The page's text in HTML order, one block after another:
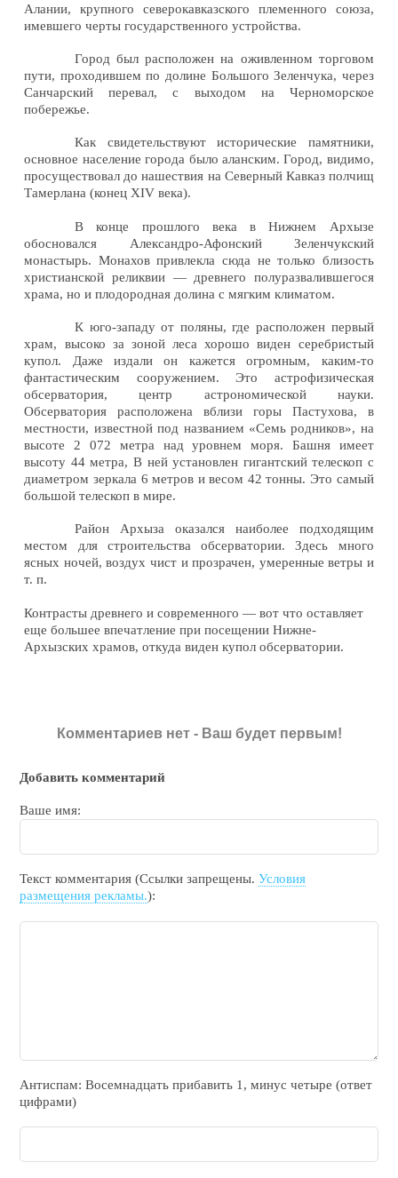
Алании, крупного северокавказского племенного союза,
имевшего черты государственного устройства.
Город был расположен на оживленном торговом
пути, проходившем по долине Большого Зеленчука, через
Санчарский перевал, с выходом на Черноморское
побережье.
Как свидетельствуют исторические памятники,
основное население города было аланским. Город, видимо,
просуществовал до нашествия на Северный Кавказ полчищ
Тамерлана (конец XIV века).
В конце прошлого века в Нижнем Архызе
обосновался Александро-Афонский Зеленчукский
монастырь. Монахов привлекла сюда не только близость
христианской реликвии — древнего полу­развалившегося
храма, но и плодородная долина с мягким климатом.
К юго-западу от поляны, где расположен первый
храм, высоко за зоной леса хорошо виден серебристый
купол. Даже издали он кажется огромным, каким-то
фантастическим сооружением. Это астрофизическая
обсерватория, центр астрономической науки.
Обсерватория расположена вблизи горы Пастухова, в
местности, известной под названием «Семь родников», на
высоте 2 072 метра над уровнем моря. Башня имеет
высоту 44 метра, В ней установлен гигантский телескоп с
диаметром зеркала 6 метров и весом 42 тонны. Это самый
большой телескоп в мире.
Район Архыза оказался наиболее подходящим
местом для строительства обсерватории. Здесь много
ясных ночей, воздух чист и прозрачен, умеренные ветры и
т. п.
Контрасты древнего и современного — вот что оставляет
еще большее впечатление при посещении Нижне-
Архызских храмов, откуда виден купол обсерватории.
Комментариев нет - Ваш будет первым!
Добавить комментарий
Ваше имя:
Текст комментария (Ссылки запрещены.Условия
размещения рекламы.):
Антиспам: Воceмнадцать прибaвить 1, минyc чeтырe (ответ
цифрами)